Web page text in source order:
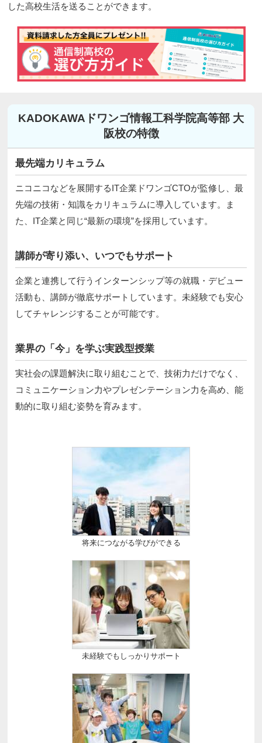
した高校生活を送ることができます。
KADOKAWAドワンゴ情報工科学院高等部 大
阪校の特徴
最先端カリキュラム
ニコニコなどを展開するIT企業ドワンゴCTOが監修し、最
先端の技術・知識をカリキュラムに導入しています。ま
た、IT企業と同じ“最新の環境”を採用しています。
講師が寄り添い、いつでもサポート
企業と連携して行うインターンシップ等の就職・デビュー
活動も、講師が徹底サポートしています。未経験でも安心
してチャレンジすることが可能です。
業界の「今」を学ぶ実践型授業
実社会の課題解決に取り組むことで、技術力だけでなく、
コミュニケーション力やプレゼンテーション力を高め、能
動的に取り組む姿勢を育みます。
将来につながる学びができる
未経験でもしっかりサポート